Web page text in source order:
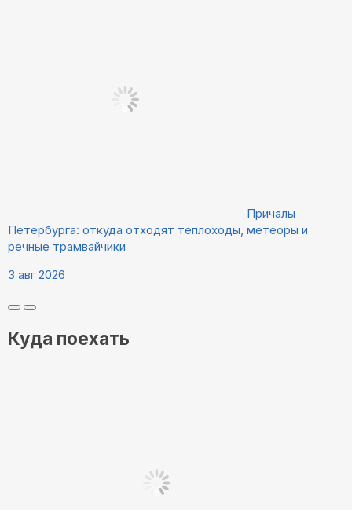
Причалы
Петербурга: откуда отходят теплоходы, метеоры и
речные трамвайчики
3 авг 2026
Куда поехать